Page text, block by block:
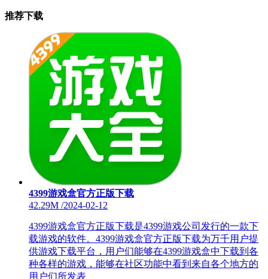
推荐下载
4399游戏盒官方正版下载
42.29M /2024-02-12
4399游戏盒官方正版下载是4399游戏公司发行的一款下
载游戏的软件。4399游戏盒官方正版下载为万千用户提
供游戏下载平台，用户们能够在4399游戏盒中下载到各
种各样的游戏，能够在社区功能中看到来自各个地方的
用户们所发表